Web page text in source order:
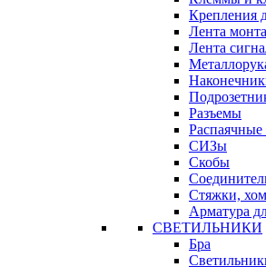
Крепления
Лента
Лента
Разъемы
Распаячные
СИЗы
Скобы
Стяжки,
Арматура
СВЕТИЛЬНИКИ
Бра